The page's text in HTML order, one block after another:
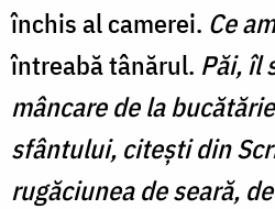
închis al camerei. Ce
întreabă tânărul. Păi, îl
mâncare de la
sfântului, citești din
rugăciunea de seară,